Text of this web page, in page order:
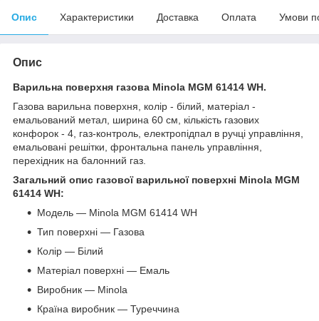
Опис Характеристики Доставка Оплата Умови
Опис
Варильна поверхня газова Minola MGM 61414 WH.
Газова варильна поверхня, колір - білий, матеріал -
емальований метал, ширина 60 см, кількість газових
конфорок - 4, газ-контроль, електропідпал в ручці управління,
емальовані решітки, фронтальна панель управління,
перехідник на балонний газ.
Загальний опис газової варильної поверхні Minola MGM
61414 WH:
Модель — Minola MGM 61414 WH
Тип поверхні — Газова
Колір — Білий
Матеріал поверхні — Емаль
Виробник — Minola
Країна виробник — Туреччина